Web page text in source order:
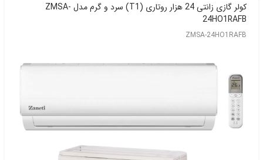
کولر گازی زانتی 24 هزار روتاری (T1) سرد و گرم مدل ZMSA-
24HO1RAFB
ZMSA-24HO1RAFB